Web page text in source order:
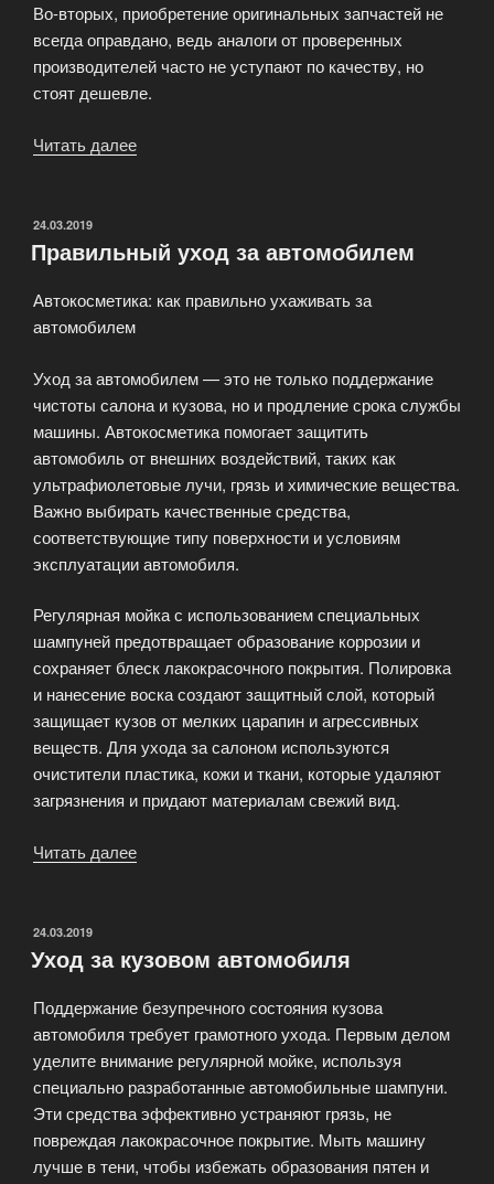
Во-вторых, приобретение оригинальных запчастей не
всегда оправдано, ведь аналоги от проверенных
производителей часто не уступают по качеству, но
стоят дешевле.
Читать далее
автозапчастей:
и
ОПУБЛИКОВАНО
24.03.2019
Правильный уход за автомобилем
Автокосметика: как правильно ухаживать за
автомобилем
Уход за автомобилем — это не только поддержание
чистоты салона и кузова, но и продление срока службы
машины. Автокосметика помогает защитить
автомобиль от внешних воздействий, таких как
ультрафиолетовые лучи, грязь и химические вещества.
Важно выбирать качественные средства,
соответствующие типу поверхности и условиям
эксплуатации автомобиля.
Регулярная мойка с использованием специальных
шампуней предотвращает образование коррозии и
сохраняет блеск лакокрасочного покрытия. Полировка
и нанесение воска создают защитный слой, который
защищает кузов от мелких царапин и агрессивных
веществ. Для ухода за салоном используются
очистители пластика, кожи и ткани, которые удаляют
загрязнения и придают материалам свежий вид.
Читать далее
ОПУБЛИКОВАНО
24.03.2019
Уход за кузовом автомобиля
Поддержание безупречного состояния кузова
автомобиля требует грамотного ухода. Первым делом
уделите внимание регулярной мойке, используя
специально разработанные автомобильные шампуни.
Эти средства эффективно устраняют грязь, не
повреждая лакокрасочное покрытие. Мыть машину
лучше в тени, чтобы избежать образования пятен и